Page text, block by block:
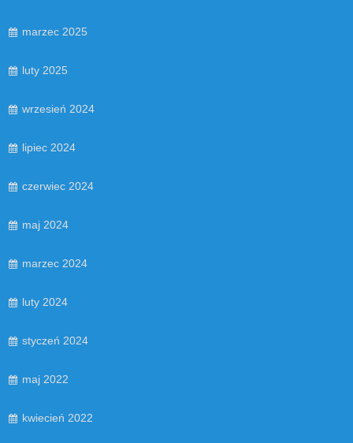
marzec 2025
luty 2025
wrzesień 2024
lipiec 2024
czerwiec 2024
maj 2024
marzec 2024
luty 2024
styczeń 2024
maj 2022
kwiecień 2022